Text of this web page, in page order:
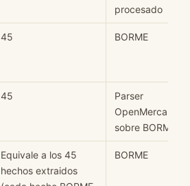
procesado
45 BORME
45
Parser
OpenMercantil
sobre BORME
Equivale a los 45
hechos extraidos
BORME